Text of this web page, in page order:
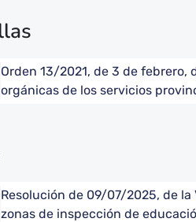
Orden 13/2021, de 3 de
orgánicas de los servicios
Resolución de 09/07/2025, de
zonas de inspección de